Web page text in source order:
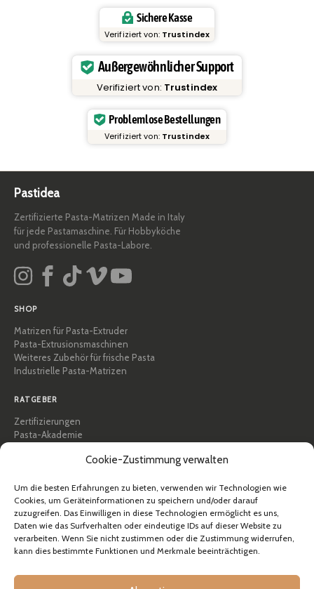
Cookie-Zustimmung verwalten
Um die besten Erfahrungen zu bieten, verwenden wir Technologien wie
Cookies, um Geräteinformationen zu speichern und/oder darauf
zuzugreifen. Das Einwilligen in diese Technologien ermöglicht es uns,
Daten wie das Surfverhalten oder eindeutige IDs auf dieser Website zu
verarbeiten. Wenn Sie nicht zustimmen oder die Zustimmung widerrufen,
kann dies bestimmte Funktionen und Merkmale beeinträchtigen.
Sichere Kasse
Verifiziert von: Trustindex
Außergewöhnlicher Support
Verifiziert von: Trustindex
Problemlose Bestellungen
Verifiziert von: Trustindex
Pastidea
Zertifizierte Pasta-Matrizen Made in Italy
für jede Pastamaschine. Für Hobbyköche
und professionelle Pasta-Labore.
SHOP
Matrizen für Pasta-Extruder
Pasta-Extrusionsmaschinen
Weiteres Zubehör für frische Pasta
Industrielle Pasta-Matrizen
RATGEBER
Zertifizierungen
Pasta-Akademie
Über Pastidea
HILFE
FAQ & Support
Kontakt
Versandinformationen